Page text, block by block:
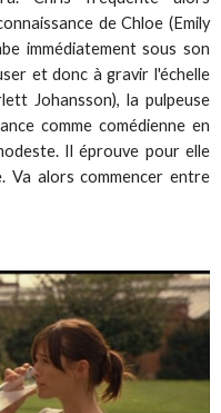
de Chloe (Emily
immédiatement sous son
et donc à gravir l'échelle
Johansson), la pulpeuse
comme comédienne en
Il éprouve pour elle
Va alors commencer entre